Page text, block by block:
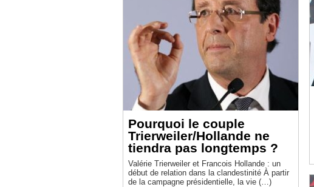
Pourquoi le couple
Trierweiler/Hollande ne
tiendra pas longtemps ?
Valérie Trierweiler et Francois Hollande : un
début de relation dans la clandestinité À partir
de la campagne présidentielle, la vie (…)